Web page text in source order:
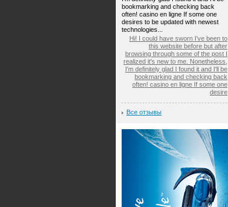
bookmarking and checking back
often! casino en ligne If some one
desires to be updated with newest
technologies...
Hi! I could have sworn I've been to
this website before but after
browsing through some of the post I
realized it's new to me. Nonetheless,
I'm definitely glad I found it and I'll be
bookmarking and checking back
often! casino en ligne If some one
desire
Все отзывы